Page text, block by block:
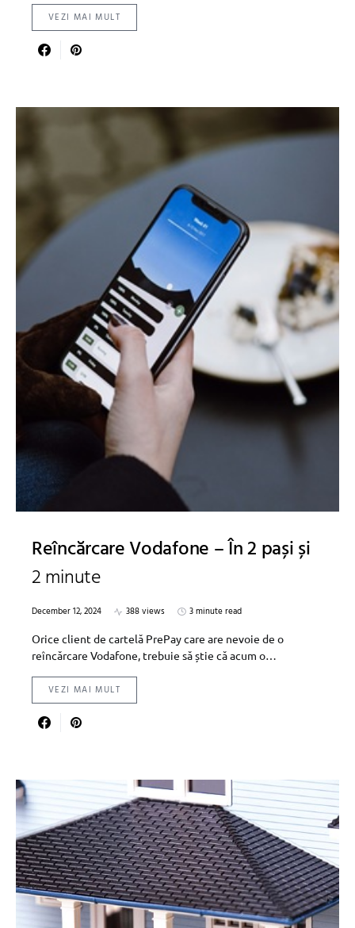
VEZI MAI MULT
Reîncărcare Vodafone – În 2 pași și
2 minute
December 12, 2024 388 views
3 minute read
Orice client de cartelă PrePay care are nevoie de o
reîncărcare Vodafone, trebuie să știe că acum o…
VEZI MAI MULT